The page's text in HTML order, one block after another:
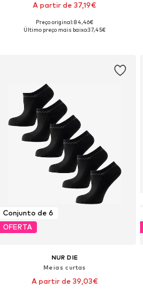
A partir de 37,19€
Tamanhos disponíveis: 39-42, 43-46
Preço original: 84,46€
Último preço mais baixo:37,45€
Conjunto de 6
OFERTA
NUR DIE
Meias curtas
A partir de 39,03€